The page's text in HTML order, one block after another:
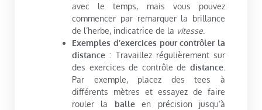
avec le temps, mais vous pouvez
commencer par remarquer la brillance
de l’herbe, indicatrice de la vitesse
Exemples d’exercices pour contrôler la
distance : Travaillez régulièrement sur
des exercices de contrôle de distance
Par exemple, placez des tees à
différents mètres et essayez de faire
rouler la balleen précision jusqu’à